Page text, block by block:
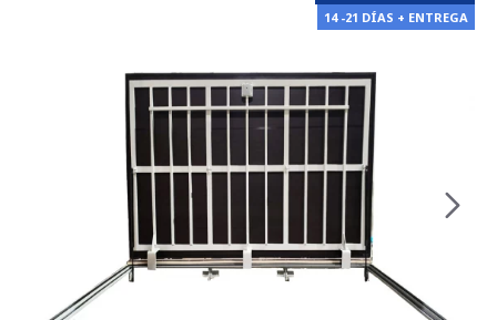
14 -21 DÍAS + ENTREGA